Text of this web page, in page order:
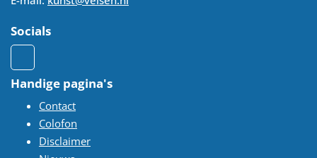
Socials
Handige pagina's
Contact
Colofon
Disclaimer